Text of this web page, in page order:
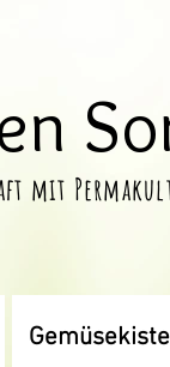
mit
Gemüsekiste